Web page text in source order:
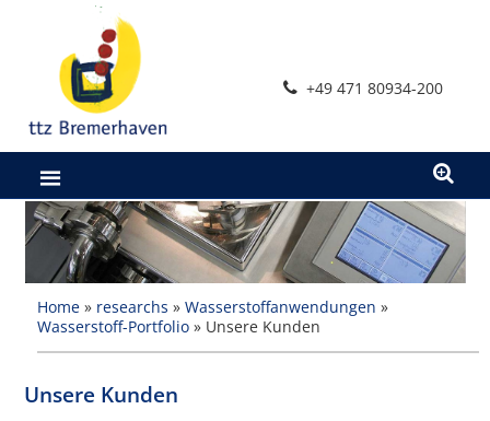
springen
+49 471 80934-200
Home » researchs »Wasserstoffanwendungen »
Wasserstoff-Portfolio » Unsere Kunden
Unsere Kunden